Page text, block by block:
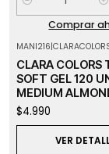
Cantidad
Comprar
MANI216|
CLARA COLORS
SOFT GEL 120
MEDIUM
$4.990
VER